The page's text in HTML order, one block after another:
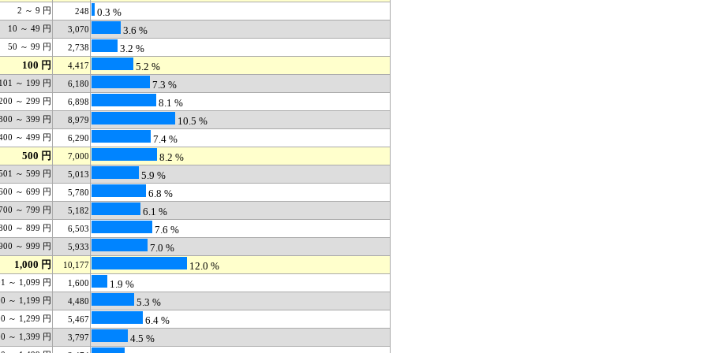
2 ～ 9 円 248 0.3 %
10 ～ 49 円 3,070 3.6 %
50 ～ 99 円 2,738
3.2 %
100 円
4,417 5.2 %
101 ～ 199 円 6,180 7.3 %
～ 299 円 6,898 8.1 %
～ 399 円 8,979 10.5 %
～ 499 円 6,290
7.4 %
500 円
7,000 8.2 %
～ 599 円 5,013 5.9 %
～ 699 円 5,780 6.8 %
～ 799 円 5,182 6.1 %
～ 899 円 6,503 7.6 %
～ 999 円 5,933
7.0 %
1,000 円
10,177 12.0 %
～ 1,099 円 1,600 1.9 %
～ 1,199 円 4,480 5.3 %
～ 1,299 円 5,467 6.4 %
～ 1,399 円 3,797 4.5 %